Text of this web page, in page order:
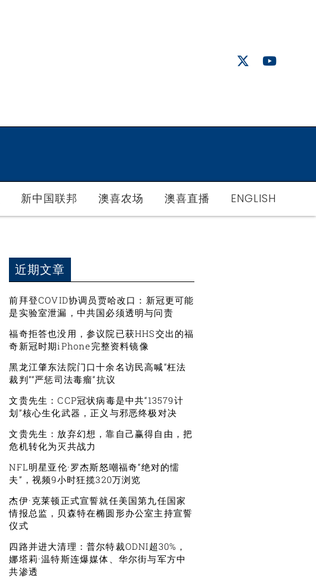
新中国联邦 澳喜农场 澳喜直播 ENGLISH
近期文章
前拜登COVID协调员贾哈改口：新冠更可能
是实验室泄漏，中共国必须透明与问责
福奇拒答也没用，参议院已获HHS交出的福
奇新冠时期iPhone完整资料镜像
黑龙江肇东法院门口十余名访民高喊“枉法
裁判”“严惩司法毒瘤”抗议
文贵先生：CCP冠状病毒是中共“13579计
划”核心生化武器，正义与邪恶终极对决
文贵先生：放弃幻想，靠自己赢得自由，把
危机转化为灭共战力
NFL明星亚伦·罗杰斯怒嘲福奇“绝对的懦
夫”，视频9小时狂揽320万浏览
杰伊·克莱顿正式宣誓就任美国第九任国家
情报总监，贝森特在椭圆形办公室主持宣誓
仪式
四路并进大清理：普尔特裁ODNI超30%，
娜塔莉·温特斯连爆媒体、华尔街与军方中
共渗透